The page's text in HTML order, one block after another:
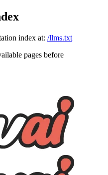
index at: /llms.txt
pages before